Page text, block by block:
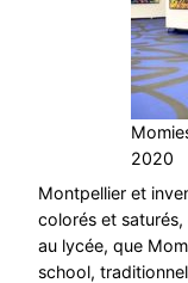
2020
Montpellier et
colorés et saturés,
au lycée, que
school,